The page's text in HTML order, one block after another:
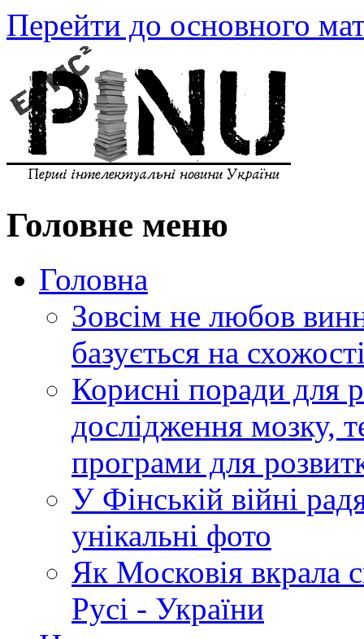
Перейти до основного
Головне меню
Головна
Зовсім не любов
базується на
Корисні поради для
дослідження мозку,
програми для
У Фінській війні
унікальні фото
Як Московія вкрала
Русі - України